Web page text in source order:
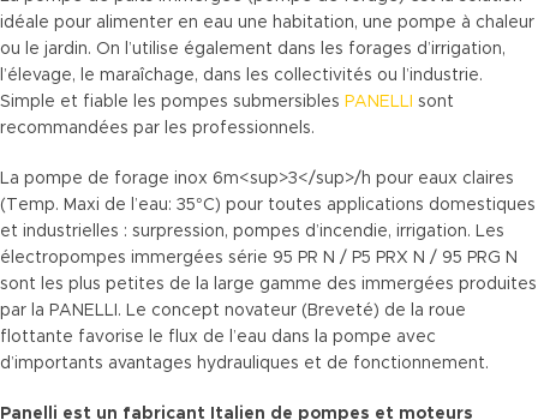
idéale pour alimenter en eau une habitation, une pompe à chaleur
ou le jardin. On l’utilise également dans les forages d’irrigation,
l’élevage, le maraîchage, dans les collectivités ou l’industrie.
Simple et fiable les pompes submersibles PANELLI sont
recommandées par les professionnels.
La pompe de forage inox 6m<sup>3</sup>/h pour eaux claires
(Temp. Maxi de l’eau: 35°C) pour toutes applications domestiques
et industrielles : surpression, pompes d’incendie, irrigation. Les
électropompes immergées série 95 PR N / P5 PRX N / 95 PRG N
sont les plus petites de la large gamme des immergées produites
par la PANELLI. Le concept novateur (Breveté) de la roue
flottante favorise le flux de l’eau dans la pompe avec
d’importants avantages hydrauliques et de fonctionnement.
Panelli est un fabricant Italien de pompes et moteurs